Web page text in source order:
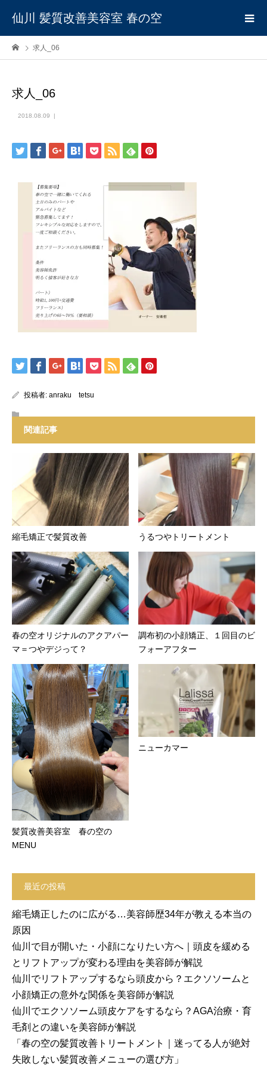
仙川 髪質改善美容室 春の空
求人_06
求人_06
2018.08.09
投稿者: anraku tetsu
関連記事
縮毛矯正で髪質改善 うるつやトリートメント
春の空オリジナルのアクアパー
マ＝つやデジって？
調布初の小顔矯正、１回目のビ
フォーアフター
髪質改善美容室 春の空の
MENU
ニューカマー
最近の投稿
縮毛矯正したのに広がる…美容師歴34年が教える本当の
原因
仙川で目が開いた・小顔になりたい方へ｜頭皮を緩める
とリフトアップが変わる理由を美容師が解説
仙川でリフトアップするなら頭皮から？エクソソームと
小顔矯正の意外な関係を美容師が解説
仙川でエクソソーム頭皮ケアをするなら？AGA治療・育
毛剤との違いを美容師が解説
「春の空の髪質改善トリートメント｜迷ってる人が絶対
失敗しない髪質改善メニューの選び方」